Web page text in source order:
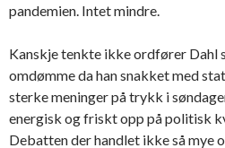
pandemien. Intet mindre.
Kanskje tenkte ikke ordfører Dahl
omdømme da han snakket med
sterke meninger på trykk i
energisk og friskt opp på politisk
Debatten der handlet ikke så mye